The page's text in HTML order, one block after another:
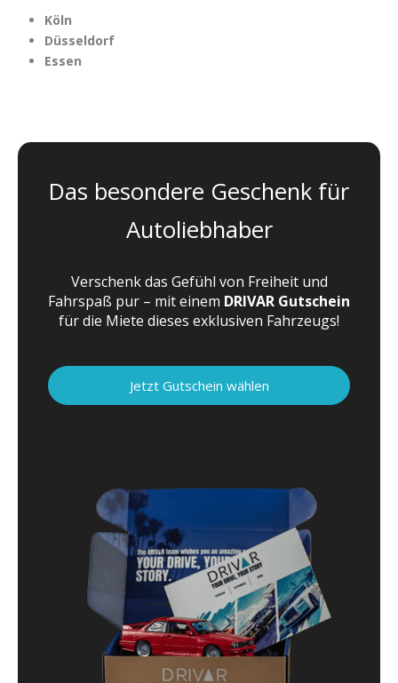
Köln
Düsseldorf
Essen
Das besondere Geschenk für
Autoliebhaber
Verschenk das Gefühl von Freiheit und
Fahrspaß pur – mit einem DRIVAR Gutschein
für die Miete dieses exklusiven Fahrzeugs!
Jetzt Gutschein wählen